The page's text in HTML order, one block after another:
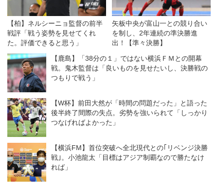
【柏】ネルシーニョ監督の前半
戦評「戦う姿勢を見せてくれ
た。評価できると思う」
矢板中央が富山一との競り合い
を制し、2年連続の準決勝進
出！【準々決勝】
【鹿島】「38分の１」ではない横浜ＦＭとの開幕
戦。鬼木監督は「良いものを見せたいし、決勝戦の
つもりで戦う」
【W杯】前田大然が「時間の問題だった」と語った
後半終了間際の失点。劣勢を強いられて「しっかり
つなげればよかった」
【横浜FM】首位突破へ全北現代との｢リベンジ決勝
戦｣。小池龍太「目標はアジア制覇なので勝たなけ
れば」